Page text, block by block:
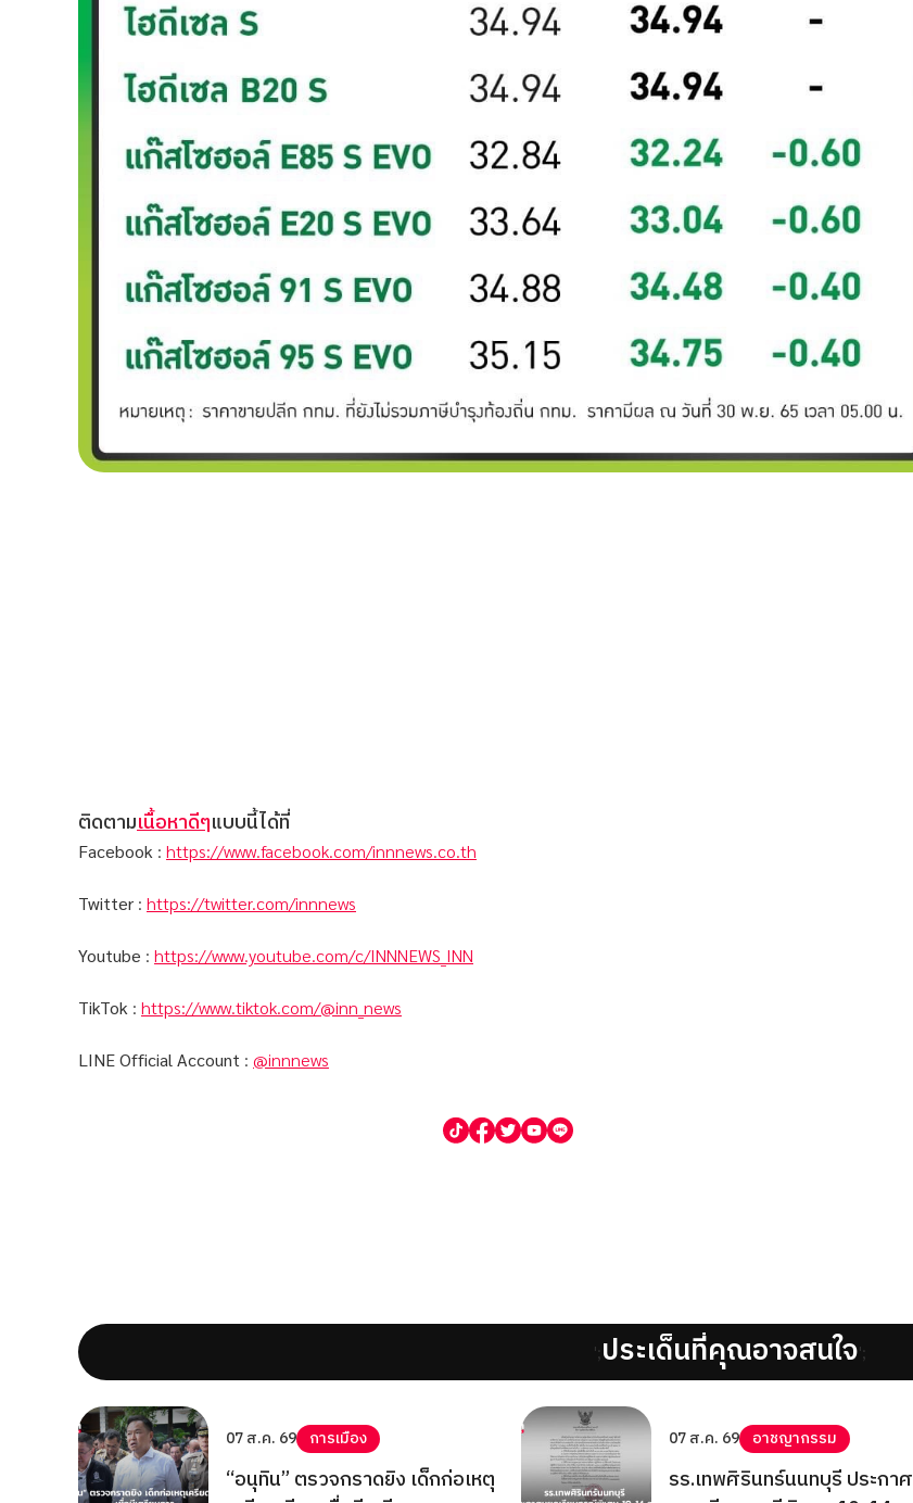
ติดตามเนื้อหาดีๆแบบนี้ได้ที่
Facebook : https://www.facebook.com/innnews.co.th
Twitter : https://twitter.com/innnews
Youtube : https://www.youtube.com/c/INNNEWS_INN
TikTok : https://www.tiktok.com/@inn_news
LINE Official Account : @innnews
';ประเด็นที่คุณอาจสนใจ';
07 ส.ค. 69 การเมือง
“อนุทิน” ตรวจกราดยิง เด็กก่อเหตุ
07 ส.ค. 69 อาชญากรรม
รร.เทพศิรินทร์นนทบุรี ประกาศ